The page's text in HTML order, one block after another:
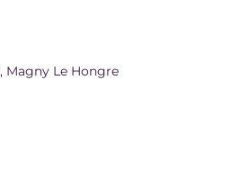
Magny Le Hongre